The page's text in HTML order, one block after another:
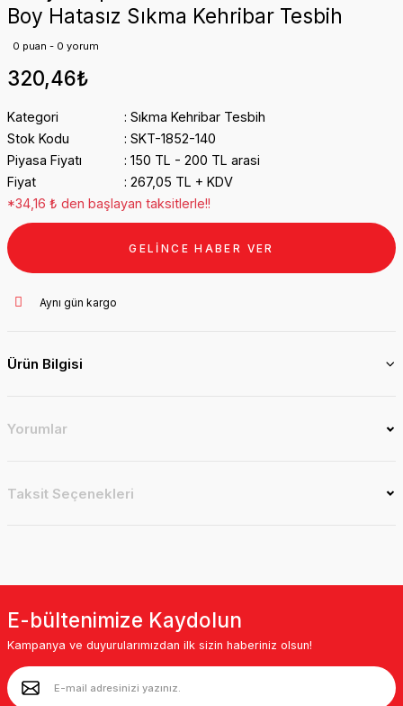
Boy Hatasız Sıkma Kehribar Tesbih
0 puan - 0 yorum
320,46₺
Kategori
Sıkma Kehribar Tesbih
Stok Kodu
SKT-1852-140
Piyasa Fiyatı
150 TL - 200 TL arasi
Fiyat
267,05 TL + KDV
*34,16 ₺ den başlayan taksitlerle!!
GELİNCE HABER VER
Aynı gün kargo
Ürün Bilgisi
Yorumlar
Taksit Seçenekleri
E-bültenimize Kaydolun
Kampanya ve duyurularımızdan ilk sizin haberiniz olsun!